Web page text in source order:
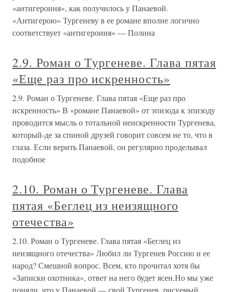
«антигероиня», как получилось у Панаевой.
«Антигерою» Тургеневу в ее романе вполне логично
соответствует «антигероиня» — Полина
2.9. Роман о Тургеневе. Глава пятая
«Еще раз про искренность»
2.9. Роман о Тургеневе. Глава пятая «Еще раз про
искренность» В «романе Панаевой» от эпизода к эпизоду
проводится мысль о тотальной неискренности Тургенева,
который-де за спиной друзей говорит совсем не то, что в
глаза. Если верить Панаевой, он регулярно проделывал
подобное
2.10. Роман о Тургеневе. Глава
пятая «Беглец из неизящного
отечества»
2.10. Роман о Тургеневе. Глава пятая «Беглец из
неизящного отечества» Любил ли Тургенев Россию и ее
народ? Смешной вопрос. Всем, кто прочитал хотя бы
«Записки охотника», ответ на него будет ясен.Но мы уже
поняли, что у Панаевой — свой Тургенев, рисуемый